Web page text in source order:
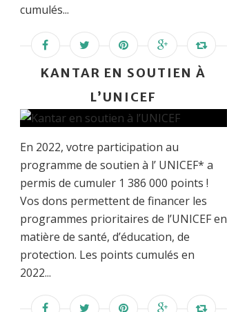
cumulés...
KANTAR EN SOUTIEN À
L’UNICEF
En 2022, votre participation au
programme de soutien à l’ UNICEF* a
permis de cumuler 1 386 000 points !
Vos dons permettent de financer les
programmes prioritaires de l’UNICEF en
matière de santé, d’éducation, de
protection. Les points cumulés en
2022...